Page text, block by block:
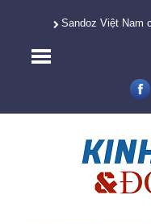
Sandoz Việt Nam